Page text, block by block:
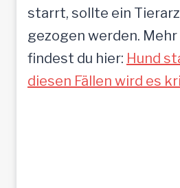
starrt, sollte ein
gezogen werden.
findest du hier: Hund
diesen Fällen wird es